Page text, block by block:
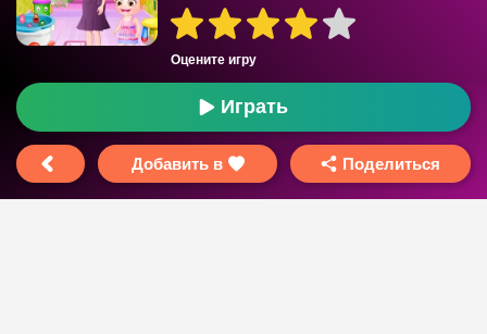
Оцените игру
Играть
Добавить в Поделиться